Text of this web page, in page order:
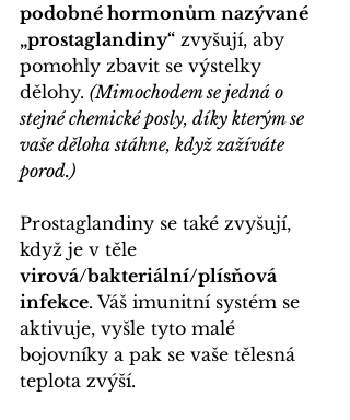
podobné hormonům nazývané
„prostaglandiny“ zvyšují, aby
pomohly zbavit se výstelky
dělohy. (Mimochodem se jedná o
stejné chemické posly, díky kterým se
vaše děloha stáhne, když zažíváte
porod.)
Prostaglandiny se také zvyšují,
když je v těle
virová/bakteriální/plísňová
infekce. Váš imunitní systém se
aktivuje, vyšle tyto malé
bojovníky a pak se vaše tělesná
teplota zvýší.